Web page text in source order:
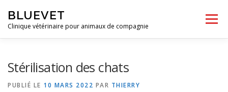
contenu
BLUEVET
Clinique vétérinaire pour animaux de compagnie
Menu
Stérilisation des chats
PUBLIÉ LE 10 MARS 2022 PAR THIERRY